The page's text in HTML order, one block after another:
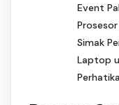
Event
Simak
Laptop